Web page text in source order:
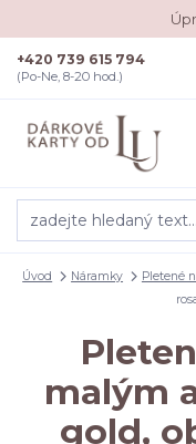
+420 739 615 794
(Po-Ne, 8-20 hod.)
Úvod Náramky Pletené
malým
gold,